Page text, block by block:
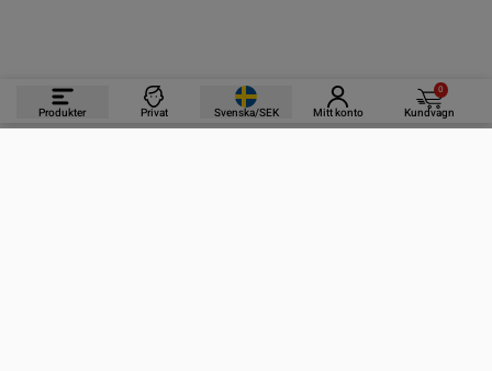
Produkter Privat Svenska/SEK Mitt konto
0
Kundvagn